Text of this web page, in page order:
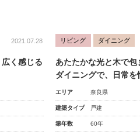
2021.07.28
く感じる
リビング ダイニング
あたたかな光と木で包
ダイニングで、日常を
エリア 奈良県
建築タイプ 戸建
築年数 60年